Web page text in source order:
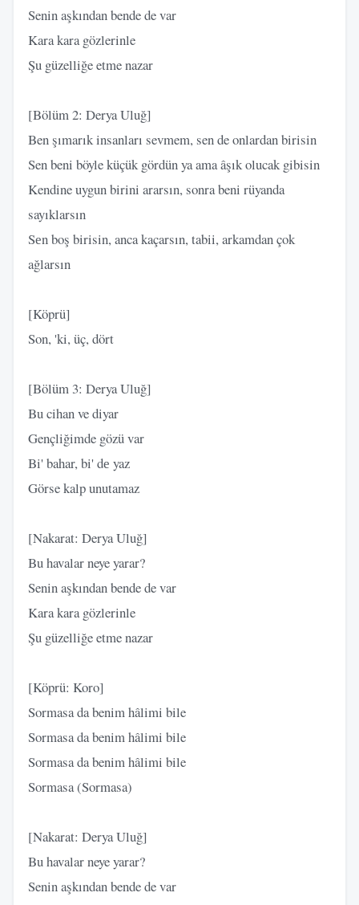
Senin aşkından bende de var
Kara kara gözlerinle
Şu güzelliğe etme nazar
[Bölüm 2: Derya Uluğ]
Ben şımarık insanları sevmem, sen de onlardan birisin
Sen beni böyle küçük gördün ya ama âşık olucak gibisin
Kendine uygun birini ararsın, sonra beni rüyanda
sayıklarsın
Sеn boş birisin, anca kaçarsın, tabii, arkamdan çok
ağlarsın
[Köprü]
Son, 'ki, üç, dört
[Bölüm 3: Derya Uluğ]
Bu cihan ve diyar
Gençliğimde gözü var
Bi' bahar, bi' dе yaz
Görse kalp unutamaz
[Nakarat: Derya Uluğ]
Bu havalar neye yarar?
Senin aşkından bende de var
Kara kara gözlerinle
Şu güzelliğe etme nazar
[Köprü: Koro]
Sormasa da benim hâlimi bile
Sormasa da benim hâlimi bile
Sormasa da benim hâlimi bile
Sormasa (Sormasa)
[Nakarat: Derya Uluğ]
Bu havalar neye yarar?
Senin aşkından bende de var